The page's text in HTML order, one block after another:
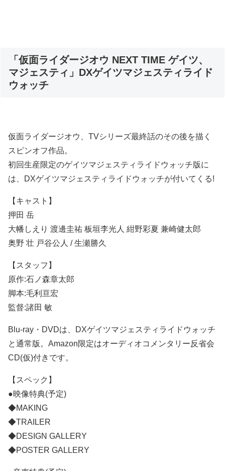
「仮面ライダージオウ NEXT TIME ゲイツ、
マジェスティ」DXゲイツマジェスティライド
ウォッチ
仮面ライダージオウ、TVシリーズ最終話のその後を描く
スピンオフ作品。
初回生産限定のゲイツマジェスティライドウォッチ版に
は、DXゲイツマジェスティライドウォッチが付いてくる!
【キャスト】
押田 岳
大幡しえり 渡邊圭祐 板垣李光人 紺野彩夏 兼崎健太郎
奥野 壮 戸谷公人 / 生瀬勝久
【スタッフ】
原作:石ノ森章太郎
脚本:毛利亘宏
監督:諸田 敏
Blu-ray・DVDは、DXゲイツマジェスティライドウォッチ
と通常版。Amazon限定はオーディオコメンタリー反省会
CD(仮)付きです。
【スペック】
●映像特典(予定)
◆MAKING
◆TRAILER
◆DESIGN GALLERY
◆POSTER GALLERY